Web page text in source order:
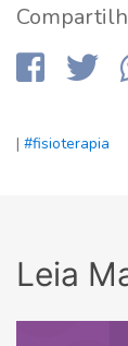
| #fisioterapia
Leia